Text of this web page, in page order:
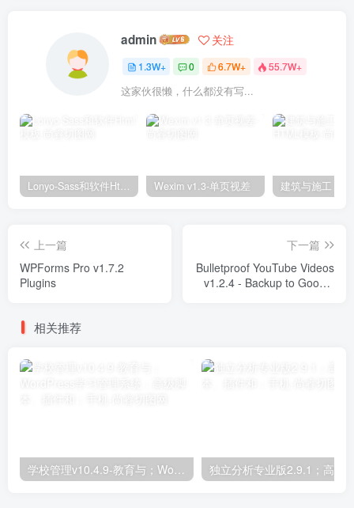
admin 关注
1.3W+ 0 6.7W+ 55.7W+
这家伙很懒，什么都没有写...
Lonyo-Sass和软件Html模板 Wexim v1.3-单页视差
上一篇
WPForms Pro v1.7.2
Plugins
下一篇
Bulletproof YouTube Videos
v1.2.4 - Backup to Google
相关推荐
学校管理v10.4.9-教育与；WordPress学习管理系统；高级脚本、插件和；手机